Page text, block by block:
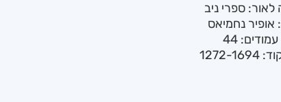
לאור: ספרי ניב
נחמיאס
44
1694